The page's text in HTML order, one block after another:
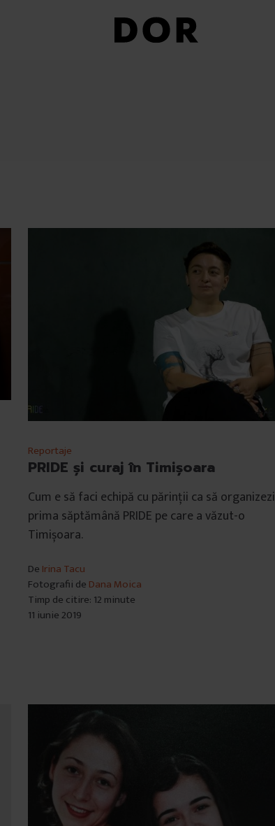
Reportaje
PRIDE și curaj în Timișoara
Cum e să faci echipă cu părinții ca să organizezi
prima săptămână PRIDE pe care a văzut-o
Timișoara.
De Irina Tacu
Fotografii de Dana Moica
Timp de citire: 12 minute
11 iunie 2019